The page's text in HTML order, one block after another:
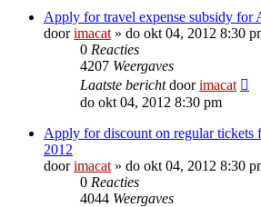
Apply for travel expense subsidy for
doorimacat » do okt 04, 2012 8:30
0 Reacties
4207 Weergaves
Laatste berichtdoorimacat
do okt 04, 2012 8:30 pm
Apply for discount on regular tickets
2012
doorimacat » do okt 04, 2012 8:30
0 Reacties
4044 Weergaves